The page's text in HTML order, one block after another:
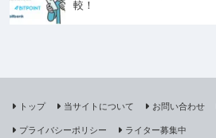
較！
トップ 当サイトについて お問い合わせ
プライバシーポリシー
ライター募集中